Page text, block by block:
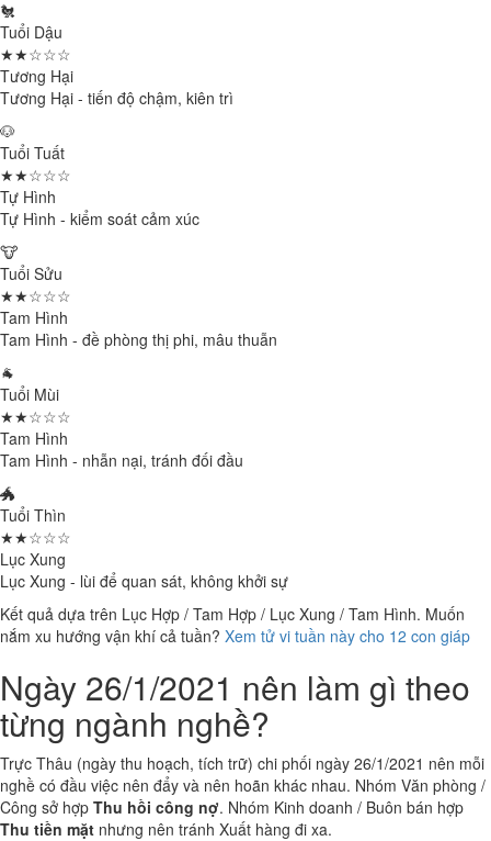
🐔
Tuổi Dậu
★★☆☆☆
Tương Hại
Tương Hại - tiến độ chậm, kiên trì
🐶
Tuổi Tuất
★★☆☆☆
Tự Hình
Tự Hình - kiểm soát cảm xúc
🐮
Tuổi Sửu
★★☆☆☆
Tam Hình
Tam Hình - đề phòng thị phi, mâu thuẫn
🐐
Tuổi Mùi
★★☆☆☆
Tam Hình
Tam Hình - nhẫn nại, tránh đối đầu
🐲
Tuổi Thìn
★★☆☆☆
Lục Xung
Lục Xung - lùi để quan sát, không khởi sự
Kết quả dựa trên Lục Hợp / Tam Hợp / Lục Xung / Tam Hình. Muốn
nắm xu hướng vận khí cả tuần? Xem tử vi tuần này cho 12 con giáp
Ngày 26/1/2021 nên làm gì theo
từng ngành nghề?
Trực Thâu (ngày thu hoạch, tích trữ) chi phối ngày 26/1/2021 nên mỗi
nghề có đầu việc nên đẩy và nên hoãn khác nhau. Nhóm Văn phòng /
Công sở hợp Thu hồi công nợ. Nhóm Kinh doanh / Buôn bán hợp
Thu tiền mặt nhưng nên tránh Xuất hàng đi xa.